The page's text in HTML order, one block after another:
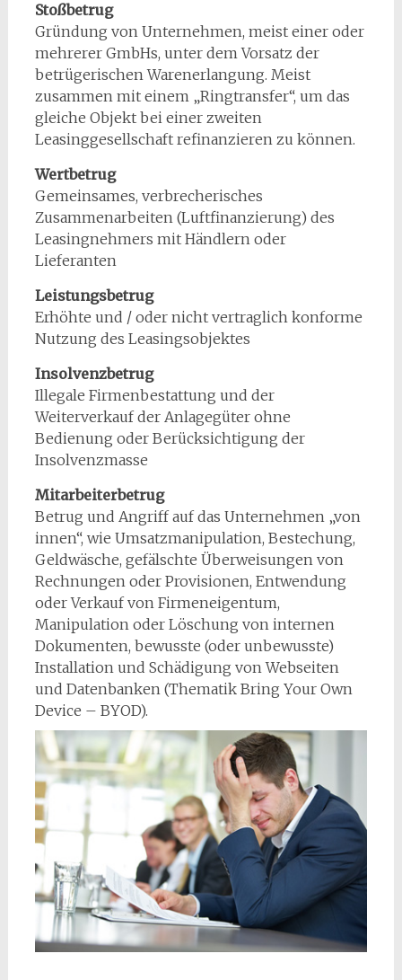
Stoßbetrug
Gründung von Unternehmen, meist einer oder
mehrerer GmbHs, unter dem Vorsatz der
betrügerischen Warenerlangung. Meist
zusammen mit einem „Ringtransfer“, um das
gleiche Objekt bei einer zweiten
Leasinggesellschaft refinanzieren zu können.
Wertbetrug
Gemeinsames, verbrecherisches
Zusammenarbeiten (Luftfinanzierung) des
Leasingnehmers mit Händlern oder
Lieferanten
Leistungsbetrug
Erhöhte und / oder nicht vertraglich konforme
Nutzung des Leasingsobjektes
Insolvenzbetrug
Illegale Firmenbestattung und der
Weiterverkauf der Anlagegüter ohne
Bedienung oder Berücksichtigung der
Insolvenzmasse
Mitarbeiterbetrug
Betrug und Angriff auf das Unternehmen „von
innen“, wie Umsatzmanipulation, Bestechung,
Geldwäsche, gefälschte Überweisungen von
Rechnungen oder Provisionen, Entwendung
oder Verkauf von Firmeneigentum,
Manipulation oder Löschung von internen
Dokumenten, bewusste (oder unbewusste)
Installation und Schädigung von Webseiten
und Datenbanken (Thematik Bring Your Own
Device – BYOD).